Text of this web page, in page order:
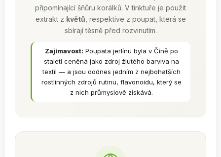
připomínající šňůru korálků. V tinktuře je použit
extrakt z květů, respektive z poupat, která se
sbírají těsně před rozvinutím.
Zajímavost: Poupata jerlínu byla v Číně po
staletí ceněná jako zdroj žlutého barviva na
textil — a jsou dodnes jedním z nejbohatších
rostlinných zdrojů rutinu, flavonoidu, který se
z nich průmyslově získává.